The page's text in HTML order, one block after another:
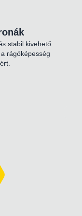
stabil kivehető
rágóképesség